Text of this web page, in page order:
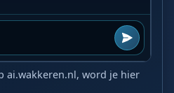
ai.wakkeren.nl, word je hier